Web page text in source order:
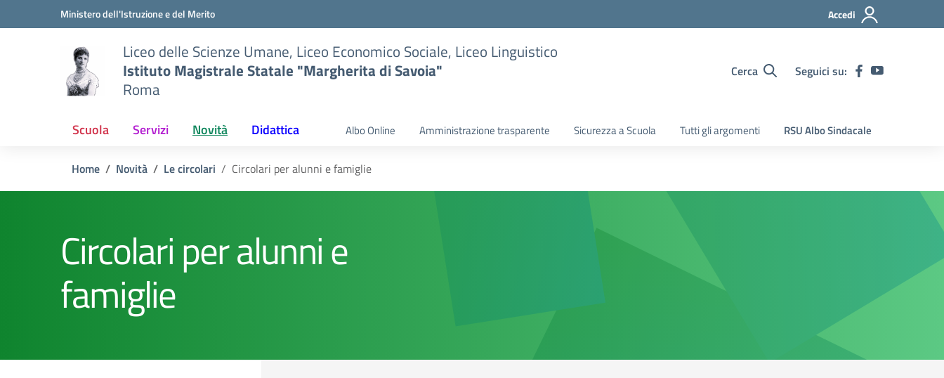
Vai ai contenuti
Vai al menu di navigazioneMinistero dell'Istruzione e del Merito Accedi
Liceo delle Scienze Umane, Liceo Economico Sociale, Liceo Linguistico
Istituto Magistrale Statale "Margherita di Savoia"
Roma
Cerca Seguici su:
Scuola Servizi Novità Didattica Albo Online Amministrazione trasparente Sicurezza a Scuola Tutti gli argomenti RSU Albo Sindacale
Home Novità Le circolari Circolari per alunni e famiglie
Circolari per alunni e
famiglie